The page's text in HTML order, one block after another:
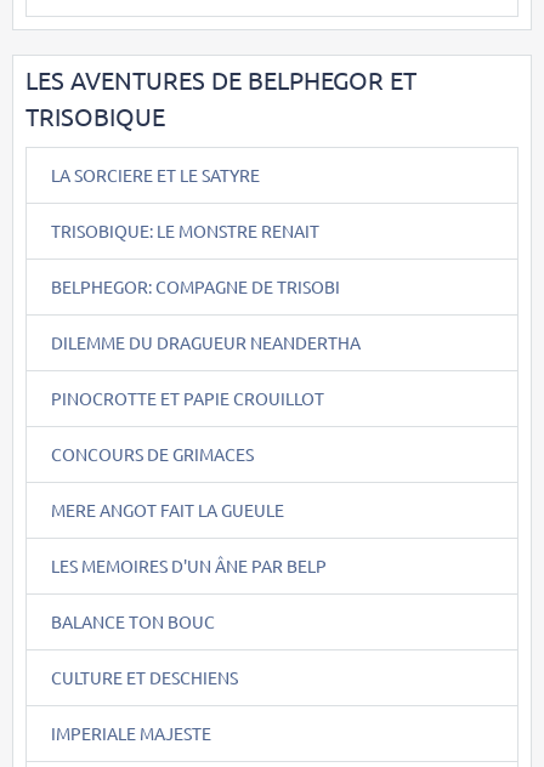
LES AVENTURES DE BELPHEGOR ET
TRISOBIQUE
LA SORCIERE ET LE SATYRE
TRISOBIQUE: LE MONSTRE RENAIT
BELPHEGOR: COMPAGNE DE TRISOBI
DILEMME DU DRAGUEUR NEANDERTHA
PINOCROTTE ET PAPIE CROUILLOT
CONCOURS DE GRIMACES
MERE ANGOT FAIT LA GUEULE
LES MEMOIRES D'UN ÂNE PAR BELP
BALANCE TON BOUC
CULTURE ET DESCHIENS
IMPERIALE MAJESTE